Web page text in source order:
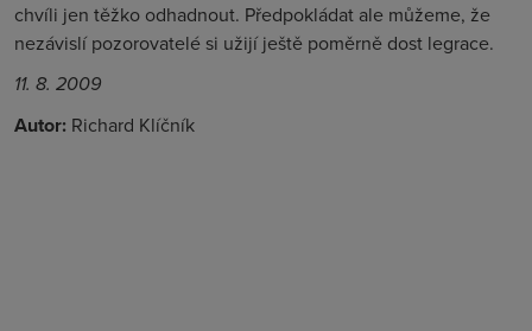
chvíli jen těžko odhadnout. Předpokládat ale můžeme, že
nezávislí pozorovatelé si užijí ještě poměrně dost legrace.
11. 8. 2009
Autor: Richard Klíčník